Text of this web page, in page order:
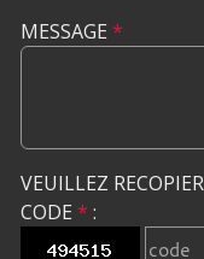
MESSAGE *
VEUILLEZ
CODE * :